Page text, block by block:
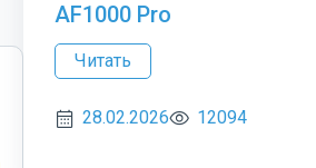
AF1000 Pro
Читать
28.02.2026 12094